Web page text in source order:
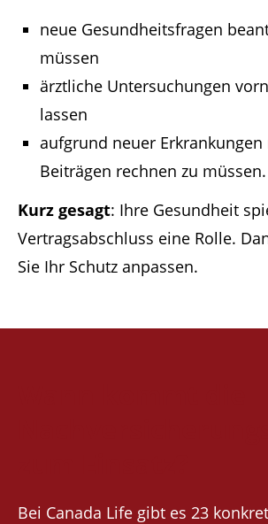
neue Gesundheitsfragen
müssen
ärztliche Untersuchungen
lassen
aufgrund neuer
Beiträgen rechnen zu müssen.
Kurz gesagt: Ihre Gesundheit
Vertragsabschluss eine Rolle.
Sie Ihr Schutz anpassen.
Bei Canada Life gibt es 23